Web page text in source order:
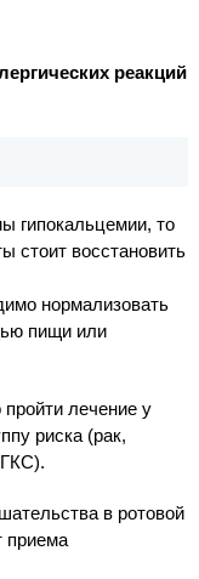
реакций
гипокальцемии, то
стоит восстановить
нормализовать
пищи или
лечение у
риска (рак,
в ротовой
приема